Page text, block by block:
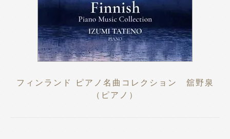
フィンランド ピアノ名曲コレクション 舘野泉
（ピアノ）